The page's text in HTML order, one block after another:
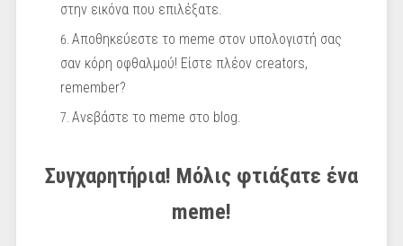
στην εικόνα που επιλέξατε.
Αποθηκεύεστε το meme στον υπολογιστή σας
σαν κόρη οφθαλμού! Είστε πλέον creators,
remember?
Ανεβάστε το meme στο blog.
Συγχαρητήρια! Μόλις φτιάξατε ένα
meme!